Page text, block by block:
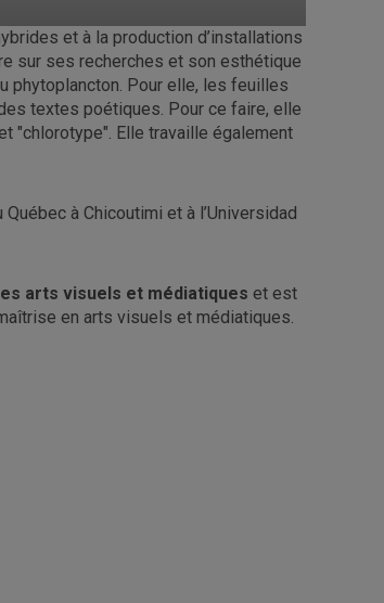
et à la production d’installations
sur ses recherches et son esthétique
phytoplancton. Pour elle, les feuilles
textes poétiques. Pour ce faire, elle
"chlorotype". Elle travaille également
à Chicoutimi et à l’Universidad
arts visuels et médiatiques et est
en arts visuels et médiatiques.